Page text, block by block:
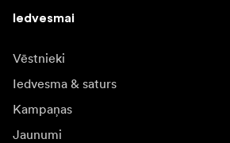
Iedvesmai
Vēstnieki
Iedvesma & saturs
Kampaņas
Jaunumi